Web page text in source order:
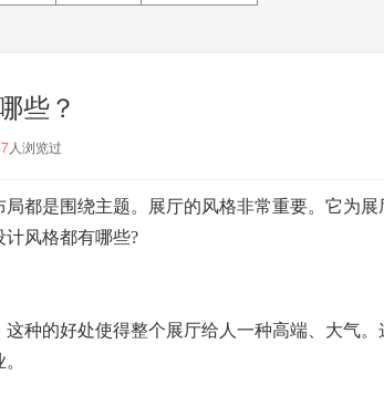
些？
人浏览过
都是围绕主题。展厅的风格非常重要。它为展
风格都有哪些?
种的好处使得整个展厅给人一种高端、大气。